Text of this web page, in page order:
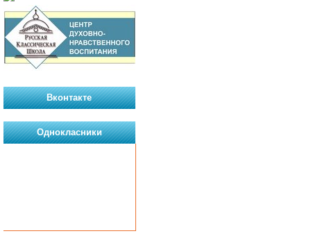
Вконтакте
Однокласники